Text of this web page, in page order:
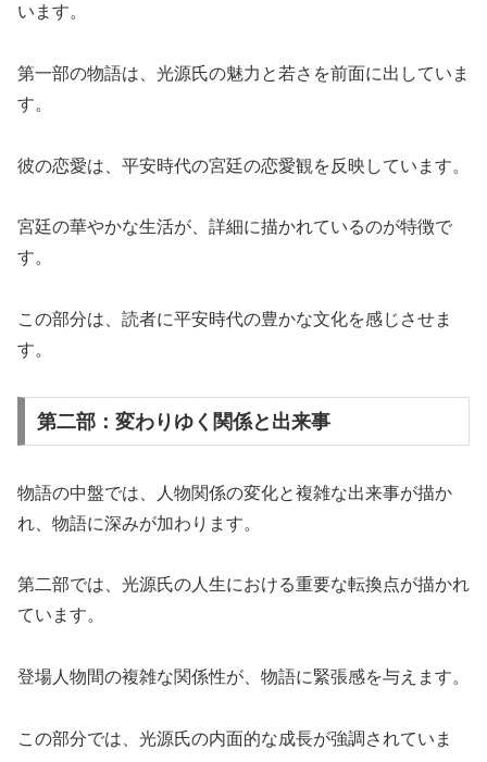
います。
第一部の物語は、光源氏の魅力と若さを前面に出していま
す。
彼の恋愛は、平安時代の宮廷の恋愛観を反映しています。
宮廷の華やかな生活が、詳細に描かれているのが特徴で
す。
この部分は、読者に平安時代の豊かな文化を感じさせま
す。
第二部：変わりゆく関係と出来事
物語の中盤では、人物関係の変化と複雑な出来事が描か
れ、物語に深みが加わります。
第二部では、光源氏の人生における重要な転換点が描かれ
ています。
登場人物間の複雑な関係性が、物語に緊張感を与えます。
この部分では、光源氏の内面的な成長が強調されていま